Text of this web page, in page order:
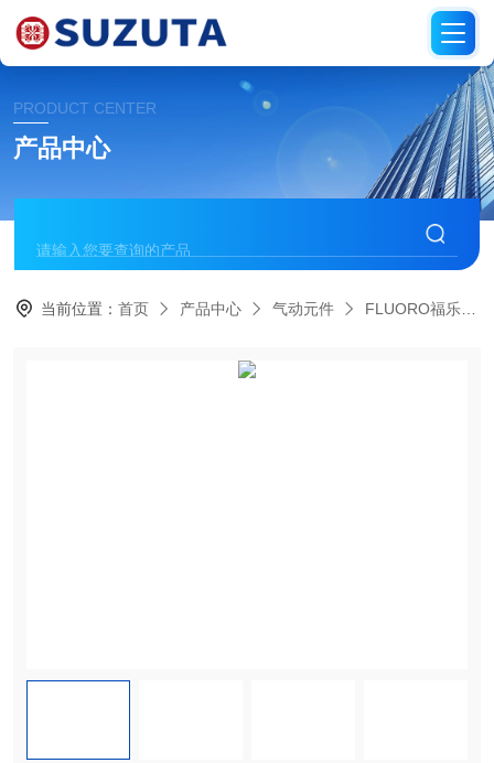
PRODUCT CENTER
产品中心
当前位置：首页 产品中心 气动元件 FLUORO福乐